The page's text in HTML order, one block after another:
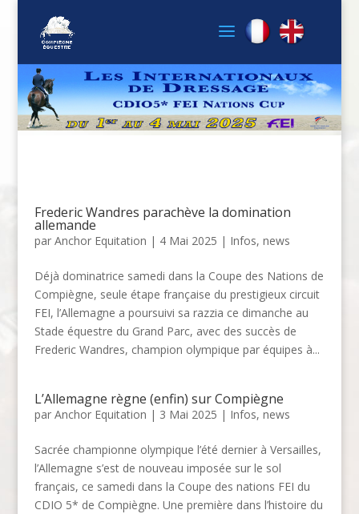
Frederic Wandres parachève la domination
allemande
par Anchor Equitation | 4 Mai 2025 | Infos, news
Déjà dominatrice samedi dans la Coupe des Nations de
Compiègne, seule étape française du prestigieux circuit
FEI, l’Allemagne a poursuivi sa razzia ce dimanche au
Stade équestre du Grand Parc, avec des succès de
Frederic Wandres, champion olympique par équipes à...
L’Allemagne règne (enfin) sur Compiègne
par Anchor Equitation | 3 Mai 2025 | Infos, news
Sacrée championne olympique l’été dernier à Versailles,
l’Allemagne s’est de nouveau imposée sur le sol
français, ce samedi dans la Coupe des nations FEI du
CDIO 5* de Compiègne. Une première dans l’histoire du